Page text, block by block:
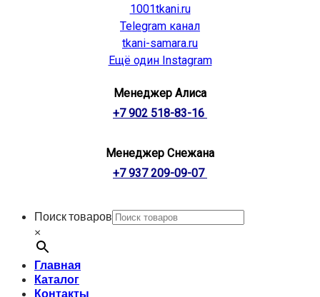
1001tkani.ru
Telegram канал
tkani-samara.ru
Ещё один Instagram
Менеджер Алиса
+7 902 518-83-16
Менеджер Снежана
+7 937 209-09-07
Поиск товаров
×
Главная
Каталог
Контакты